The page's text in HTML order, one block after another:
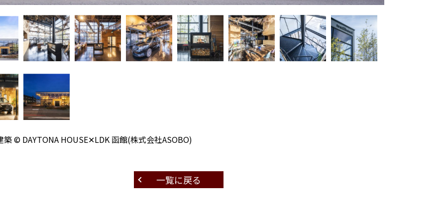
築 © DAYTONA HOUSE✕LDK 函館(株式会社ASOBO)
一覧に戻る